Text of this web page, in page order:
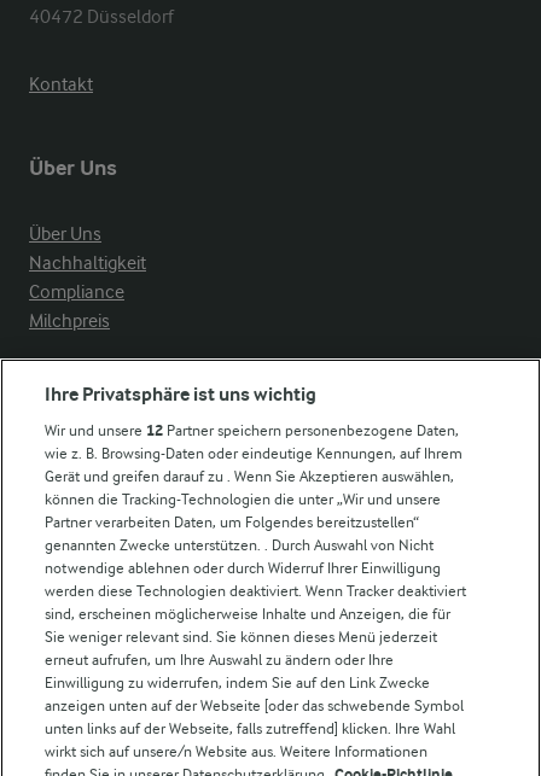
40472 Düsseldorf
Kontakt
Über Uns
Über Uns
Nachhaltigkeit
Compliance
Milchpreis
Weitere Arla Websites
Castello
Lurpak
Arla Pro
Für unsere Landwirt:innen
Folge uns!
Ihre Privatsphäre ist uns wichtig
Wir und unsere 12 Partner speichern personenbezogene Daten,
wie z. B. Browsing-Daten oder eindeutige Kennungen, auf Ihrem
Gerät und greifen darauf zu . Wenn Sie Akzeptieren auswählen,
können die Tracking-Technologien die unter „Wir und unsere
Partner verarbeiten Daten, um Folgendes bereitzustellen“
genannten Zwecke unterstützen. . Durch Auswahl von Nicht
notwendige ablehnen oder durch Widerruf Ihrer Einwilligung
werden diese Technologien deaktiviert. Wenn Tracker deaktiviert
sind, erscheinen möglicherweise Inhalte und Anzeigen, die für
Sie weniger relevant sind. Sie können dieses Menü jederzeit
erneut aufrufen, um Ihre Auswahl zu ändern oder Ihre
Einwilligung zu widerrufen, indem Sie auf den Link Zwecke
anzeigen unten auf der Webseite [oder das schwebende Symbol
unten links auf der Webseite, falls zutreffend] klicken. Ihre Wahl
wirkt sich auf unsere/n Website aus. Weitere Informationen